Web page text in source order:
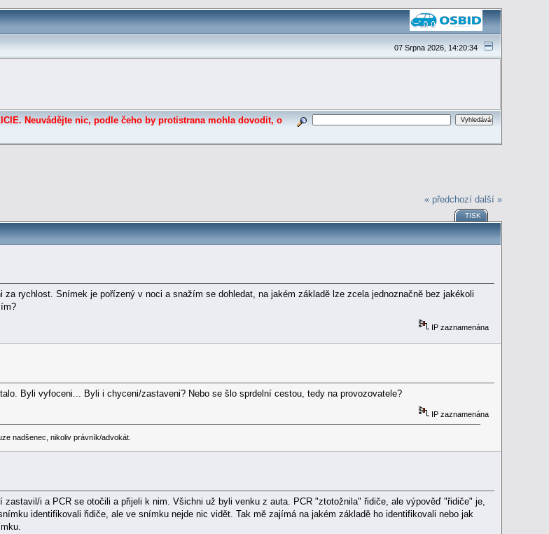
07 Srpna 2026, 14:20:34
Neuvádějte nic, podle čeho by protistrana mohla dovodit, o
« předchozí další »
TISK
rychlost. Snímek je pořízený v noci a snažím se dohledat, na jakém základě lze zcela jednoznačně bez jakékoli
IP zaznamenána
Byli vyfoceni... Byli i chyceni/zastaveni? Nebo se šlo sprdelní cestou, tedy na provozovatele?
IP zaznamenána
nadšenec, nikoliv právník/advokát.
i a PCR se otočili a přijeli k nim. Všichni už byli venku z auta. PCR "ztotožnila" řidiče, ale výpověď "řidiče" je,
identifikovali řidiče, ale ve snímku nejde nic vidět. Tak mě zajímá na jakém základě ho identifikovali nebo jak